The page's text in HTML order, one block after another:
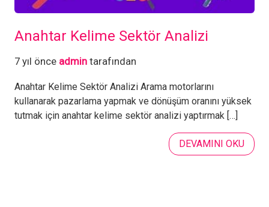
Anahtar Kelime Sektör Analizi
7 yıl önce admin tarafından
Anahtar Kelime Sektör Analizi Arama motorlarını
kullanarak pazarlama yapmak ve dönüşüm oranını yüksek
tutmak için anahtar kelime sektör analizi yaptırmak […]
DEVAMINI OKU